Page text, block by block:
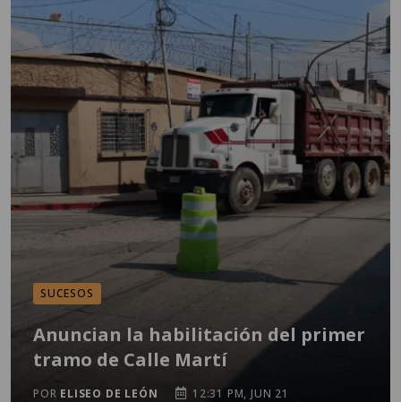
SUCESOS
Anuncian la habilitación del primer
tramo de Calle Martí
POR ELISEO DE LEÓN 12:31 PM, JUN 21